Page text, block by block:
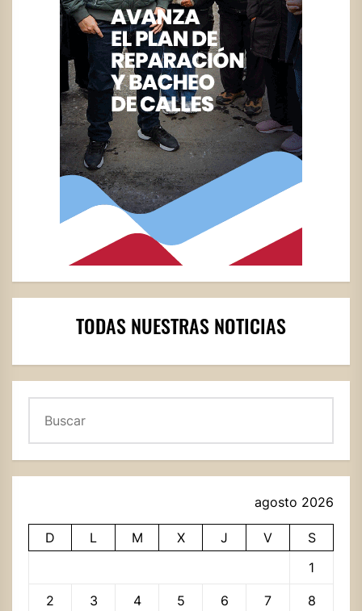
TODAS NUESTRAS NOTICIAS
agosto 2026
D L M X J V
S
1
2 3 4 5 6 7 8